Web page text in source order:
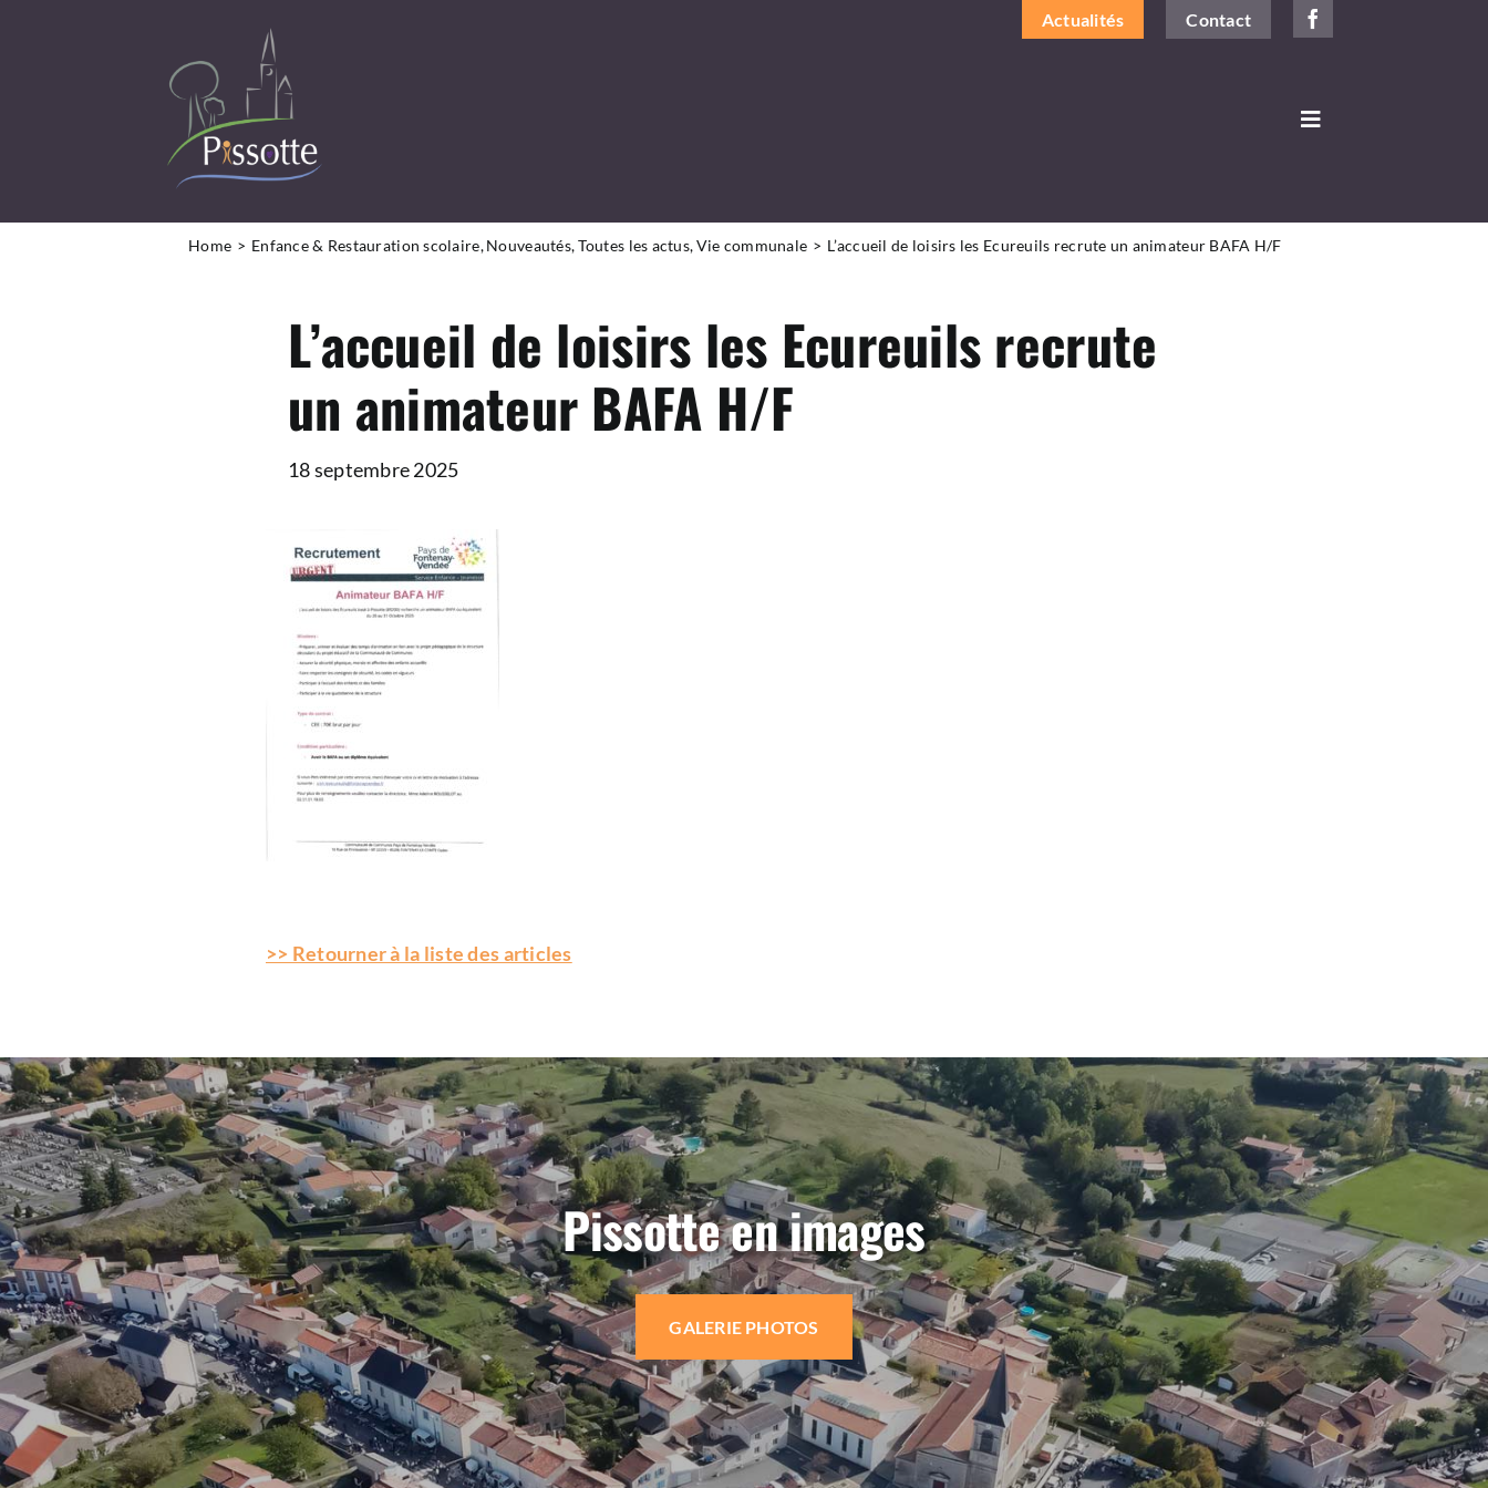
Actualités Contact
Toggle
DÉCOUVRIR LA COMMUNE
VIVRE À PISSOTTEHome Enfance & Restauration scolaire Nouveautés Toutes les actus Vie communale L’accueil de loisirs les Ecureuils recrute un animateur BAFA H/F
L’accueil de loisirs les Ecureuils recrute
un animateur BAFA H/F
18 septembre 2025
>> Retourner à la liste des articles
Pissotte en images
GALERIE PHOTOS